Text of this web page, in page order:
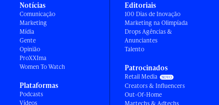
Notícias
Comunicação
Marketing
Mídia
Gente
Opinião
ProXXIma
Women To Watch
Plataformas
Podcasts
Vídeos
Editoriais
100 Dias de Inovação
Marketing na Olimpíada
Drops Agências &
Anunciantes
Talento
Patrocinados
Retail Media
Creators & Influencers
Out-Of-Home
Martechs & Adtechs